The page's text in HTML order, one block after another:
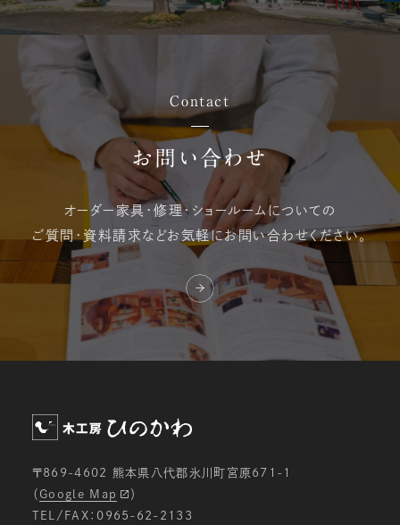
Contact
お問い合わせ
オーダー家具・修理・ ショールームについての
ご質問・資料請求などお気軽にお問い合わせください。
〒869-4602 熊本県八代郡氷川町宮原671-1
（ Google Map
）
TEL/FAX：0965-62-2133